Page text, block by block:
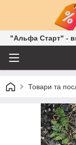
"Альфа Старт" -
Товари та